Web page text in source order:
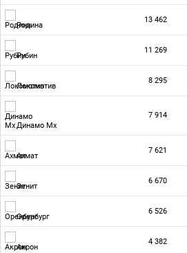
Родина
13 462
Рубин
11 269
Локомотив
8 295
Динамо Мх
7 914
Ахмат
7 621
Зенит
6 670
Оренбург
6 526
Акрон
4 382